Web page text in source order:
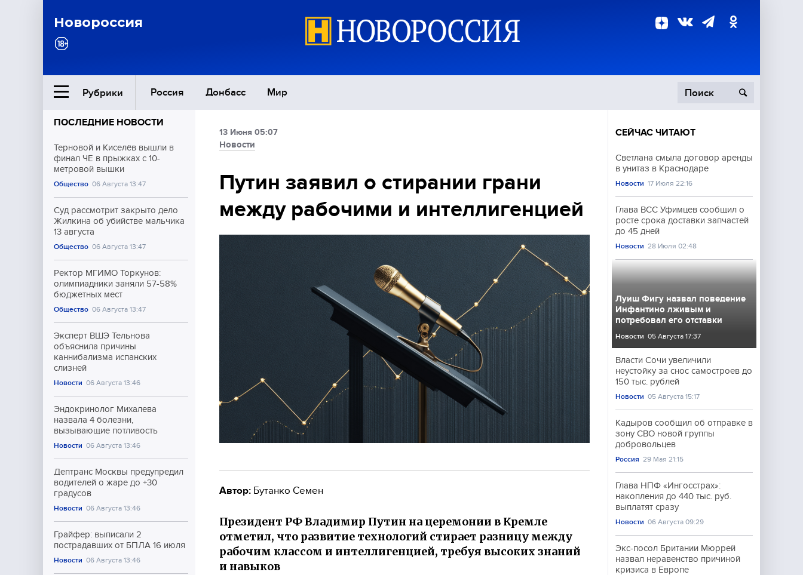
Новороссия
Рубрики Россия Донбасс Мир
Ближний Восток
Общество
Экономика
Происшествия
Культура
Спорт
ПОСЛЕДНИЕ НОВОСТИ
Терновой и Киселёв вышли в
финал ЧЕ в прыжках с 10-
метровой вышки
Общество 06 Августа 13:47
Суд рассмотрит закрыто дело
Жилкина об убийстве мальчика
13 августа
Общество 06 Августа 13:47
Ректор МГИМО Торкунов:
олимпиадники заняли 57-58%
бюджетных мест
Общество 06 Августа 13:47
Эксперт ВШЭ Тельнова
объяснила причины
каннибализма испанских
слизней
Новости 06 Августа 13:46
Эндокринолог Михалева
назвала 4 болезни,
вызывающие потливость
Новости 06 Августа 13:46
Дептранс Москвы предупредил
водителей о жаре до +30
градусов
Новости 06 Августа 13:46
Грайфер: выписали 2
пострадавших от БПЛА 16 июля
Новости 06 Августа 13:46
13 Июня 05:07
Новости
Путин заявил о стирании грани
между рабочими и интеллигенцией
Автор: Бутанко Семен
Президент РФ Владимир Путин на церемонии в Кремле
отметил, что развитие технологий стирает разницу между
рабочим классом и интеллигенцией, требуя высоких знаний
и навыков
СЕЙЧАС ЧИТАЮТ
Светлана смыла договор аренды
в унитаз в Краснодаре
Новости 17 Июля 22:16
Глава ВСС Уфимцев сообщил о
росте срока доставки запчастей
до 45 дней
Новости 28 Июля 02:48
Луиш Фигу назвал поведение
Инфантино лживым и
потребовал его отставки
Новости 05 Августа 17:37
Власти Сочи увеличили
неустойку за снос самостроев до
150 тыс. рублей
Новости 05 Августа 15:17
Кадыров сообщил об отправке в
зону СВО новой группы
добровольцев
Россия 29 Мая 21:15
Глава НПФ «Ингосстрах»:
накопления до 440 тыс. руб.
выплатят сразу
Новости 06 Августа 09:29
Экс-посол Британии Мюррей
назвал неравенство причиной
кризиса в Европе